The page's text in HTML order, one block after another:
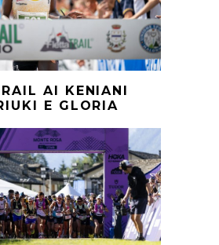
AI KENIANI
E GLORIA